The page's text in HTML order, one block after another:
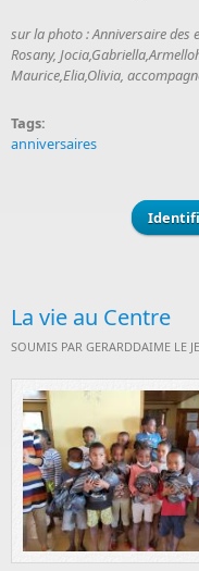
sur la photo : Anniversaire des
Rosany,
Maurice,Elia,Olivia,
Tags:
anniversaires
La vie au Centre
SOUMIS PAR GERARDDAIME LE